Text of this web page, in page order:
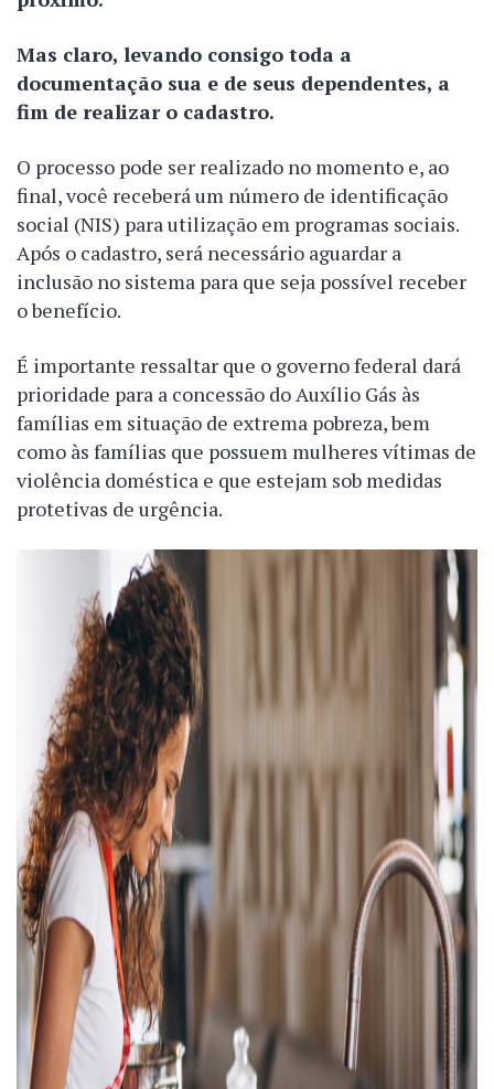
Mas claro, levando consigo toda a
documentação sua e de seus dependentes, a
fim de realizar o cadastro.
O processo pode ser realizado no momento e, ao
final, você receberá um número de identificação
social (NIS) para utilização em programas sociais.
Após o cadastro, será necessário aguardar a
inclusão no sistema para que seja possível receber
o benefício.
É importante ressaltar que o governo federal dará
prioridade para a concessão do Auxílio Gás às
famílias em situação de extrema pobreza, bem
como às famílias que possuem mulheres vítimas de
violência doméstica e que estejam sob medidas
protetivas de urgência.